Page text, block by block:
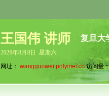
王国伟 讲师 复旦大
2026年8月8日 星期六
网址： wangguowei.polymer.cn访问量